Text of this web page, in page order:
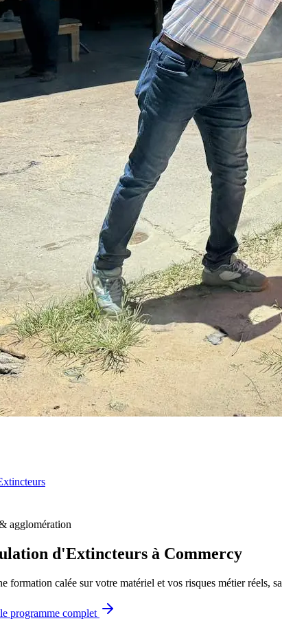
agglomération
d'Extincteurs à Commercy
formation calée sur votre matériel et vos risques métier réels,
programme complet